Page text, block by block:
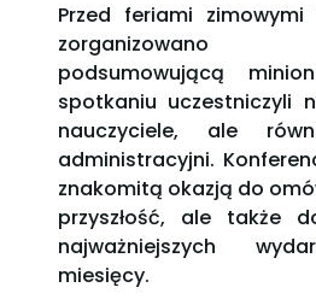
Przed feriami
zorganizowano
podsumowującą
spotkaniu uczestniczyli
nauczyciele, ale
administracyjni.
znakomitą okazją do
przyszłość, ale także
najważniejszych
miesięcy.